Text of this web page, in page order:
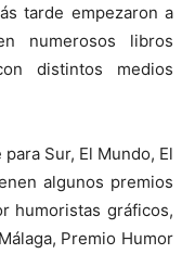
tarde empezaron a
numerosos libros
distintos medios
Sur, El Mundo, El
algunos premios
humoristas gráficos,
Premio Humor